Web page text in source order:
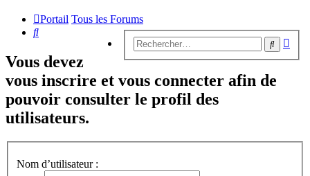
Portail Tous les Forums
Rechercher
Vous devez
vous inscrire et vous connecter afin de
pouvoir consulter le profil des
utilisateurs.
Nom d’utilisateur :